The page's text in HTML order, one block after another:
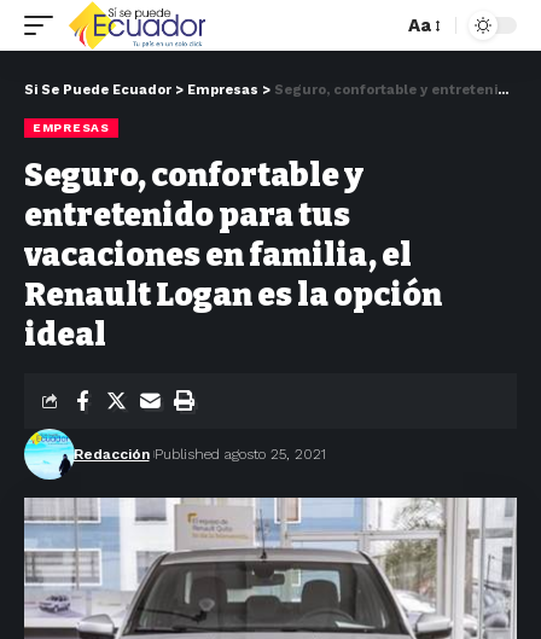
Aa
Si Se Puede Ecuador > Empresas > Seguro, confortable y entretenido para tus vacaciones en familia, el Renault Logan es la opción ideal
EMPRESAS
Seguro, confortable y
entretenido para tus
vacaciones en familia, el
Renault Logan es la opción
ideal
Redacción Published agosto 25, 2021